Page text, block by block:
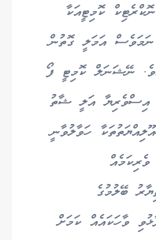
ކޮމިޓީއަކާ
އަމަލީ ގޮތުން
ނޭޝަނަލް ކޮމިޓީ ފޯ
އިސްވެރިޔާ އަލީ ޝާތު
ހަވާލުވާނީ
ބޭލުމުގެ
ވާހަކައެއް ކަމަށް